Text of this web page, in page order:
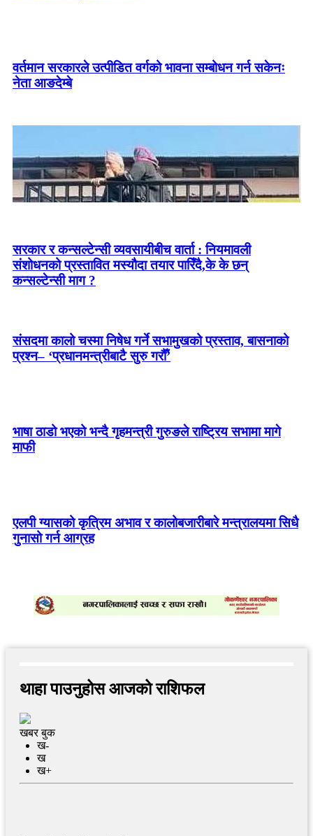
वर्तमान सरकारले उत्पीडित वर्गको भावना सम्बोधन गर्न सकेनः
नेता आङदेम्बे
सरकार र कन्सल्टेन्सी व्यवसायीबीच वार्ता : नियमावली
संशोधनको प्रस्तावित मस्यौदा तयार पारिँदै,के के छन्
कन्सल्टेन्सी माग ?
संसदमा कालो चस्मा निषेध गर्ने सभामुखको प्रस्ताव, बासनाको
प्रश्न– ‘प्रधानमन्त्रीबाटै सुरु गरौँ’
भाषा ठाडो भएको भन्दै गृहमन्त्री गुरुङले राष्ट्रिय सभामा मागे
माफी
एलपी ग्यासको कृत्रिम अभाव र कालोबजारीबारे मन्त्रालयमा सिधै
गुनासो गर्न आग्रह
थाहा पाउनुहोस आजको राशिफल
खबर बुक
ख-
ख
ख+